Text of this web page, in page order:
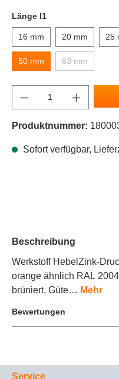
Länge l1
16 mm 20 mm 25
50 mm 63 mm
Produktnummer:
Sofort verfügbar,
Beschreibung
Werkstoff HebelZink-
orange ähnlich RAL
brüniert, Güte… Mehr
Bewertungen
Service